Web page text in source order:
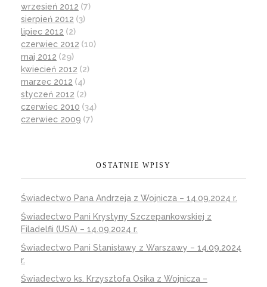
wrzesień 2012 (7)
sierpień 2012 (3)
lipiec 2012 (2)
czerwiec 2012 (10)
maj 2012 (29)
kwiecień 2012 (2)
marzec 2012 (4)
styczeń 2012 (2)
czerwiec 2010 (34)
czerwiec 2009 (7)
OSTATNIE WPISY
Świadectwo Pana Andrzeja z Wojnicza – 14.09.2024 r.
Świadectwo Pani Krystyny Szczepankowskiej z
Filadelfii (USA) – 14.09.2024 r.
Świadectwo Pani Stanisławy z Warszawy – 14.09.2024
r.
Świadectwo ks. Krzysztofa Osika z Wojnicza –